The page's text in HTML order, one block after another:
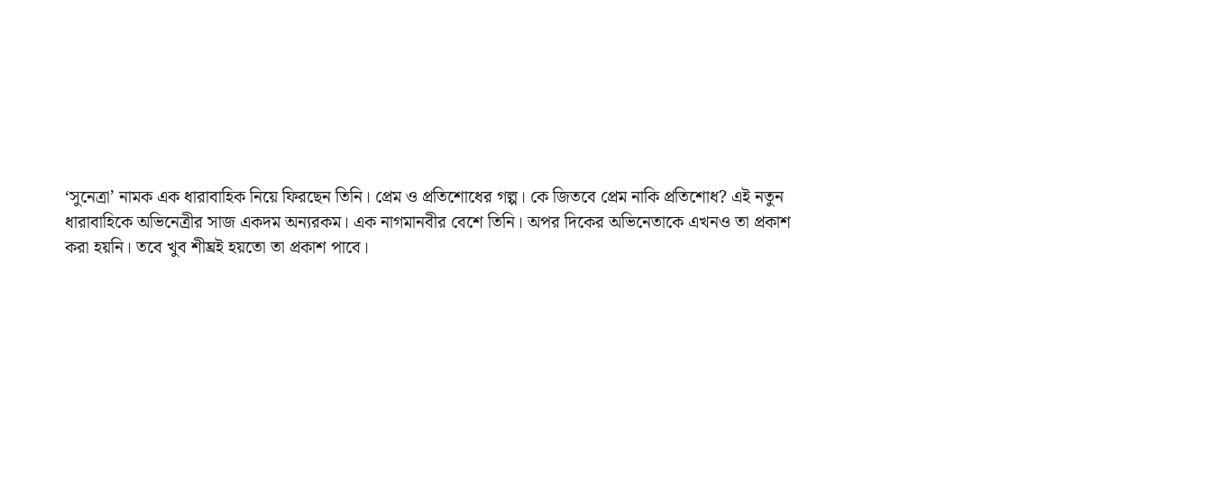
‘সুনেত্রা’ নামক এক ধারাবাহিক নিয়ে ফিরছেন তিনি। প্রেম ও প্রতিশোধের গল্প। কে জিতবে প্রেম নাকি প্রতিশোধ? এই নতুন
ধারাবাহিকে অভিনেত্রীর সাজ একদম অন্যরকম। এক নাগমানবীর বেশে তিনি। অপর দিকের অভিনেতাকে এখনও তা প্রকাশ
করা হয়নি। তবে খুব শীঘ্রই হয়তো তা প্রকাশ পাবে।